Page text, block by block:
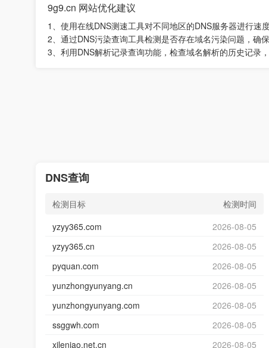
9g9.cn 网站优化建议
1、使用在线DNS测速工具对不同地区的DNS服务器进行速
2、通过DNS污染查询工具检测是否存在域名污染问题，确
3、利用DNS解析记录查询功能，检查域名解析的历史记录
DNS查询
检测目标
检测时间
yzyy365.com
2026-08-05
yzyy365.cn
2026-08-05
pyquan.com
2026-08-05
yunzhongyunyang.cn
2026-08-05
yunzhongyunyang.com
2026-08-05
ssggwh.com
2026-08-05
xileniao.net.cn
2026-08-05